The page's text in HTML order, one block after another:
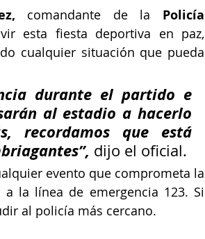
comandante de la Policía
esta fiesta deportiva en paz,
cualquier situación que pueda
durante el partido e
al estadio a hacerlo
recordamos que está
dijo el oficial.
evento que comprometa la
la línea de emergencia 123. Si
al policía más cercano.